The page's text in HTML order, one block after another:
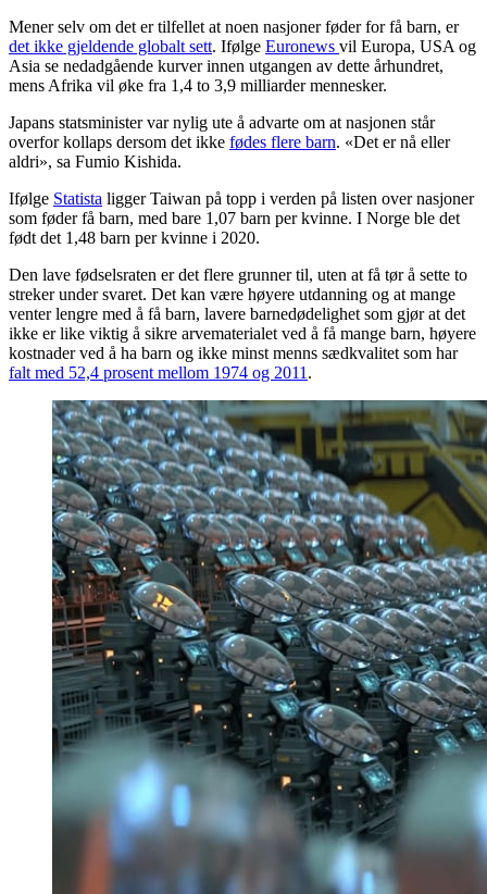
Mener selv om det er tilfellet at noen nasjoner føder for få barn, er
det ikke gjeldende globalt sett. Ifølge Euronews vil Europa, USA og
Asia se nedadgående kurver innen utgangen av dette århundret,
mens Afrika vil øke fra 1,4 to 3,9 milliarder mennesker.
Japans statsminister var nylig ute å advarte om at nasjonen står
overfor kollaps dersom det ikke fødes flere barn. «Det er nå eller
aldri», sa Fumio Kishida.
Ifølge Statista ligger Taiwan på topp i verden på listen over nasjoner
som føder få barn, med bare 1,07 barn per kvinne. I Norge ble det
født det 1,48 barn per kvinne i 2020.
Den lave fødselsraten er det flere grunner til, uten at få tør å sette to
streker under svaret. Det kan være høyere utdanning og at mange
venter lengre med å få barn, lavere barnedødelighet som gjør at det
ikke er like viktig å sikre arvematerialet ved å få mange barn, høyere
kostnader ved å ha barn og ikke minst menns sædkvalitet som har
falt med 52,4 prosent mellom 1974 og 2011 .